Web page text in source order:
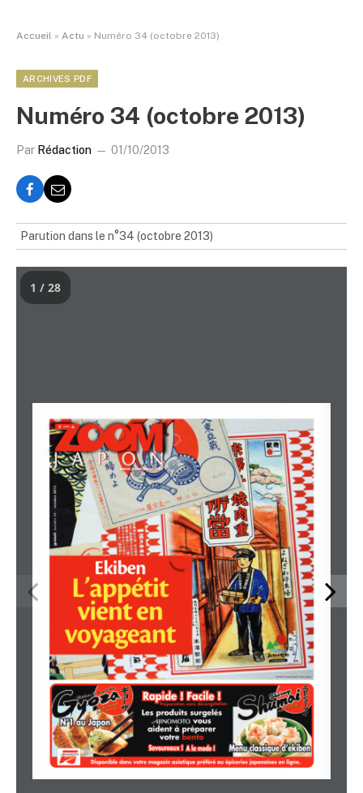
Accueil » Actu » Numéro 34 (octobre 2013)
ARCHIVES PDF
Numéro 34 (octobre 2013)
Par Rédaction 01/10/2013
Parution dans le n°34 (octobre 2013)
1 / 28